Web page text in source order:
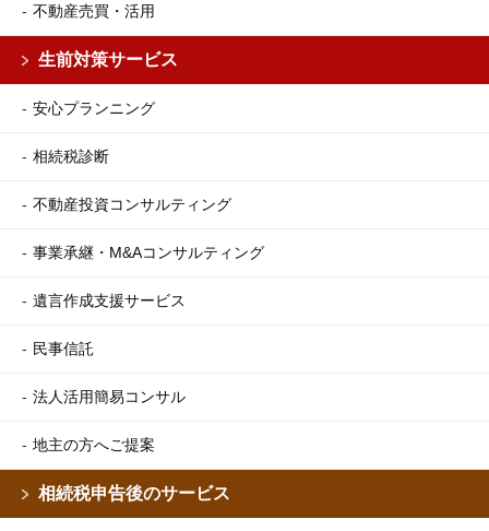
不動産売買・活用
生前対策サービス
安心プランニング
相続税診断
不動産投資コンサルティング
事業承継・M&Aコンサルティング
遺言作成支援サービス
民事信託
法人活用簡易コンサル
地主の方へご提案
相続税申告後のサービス